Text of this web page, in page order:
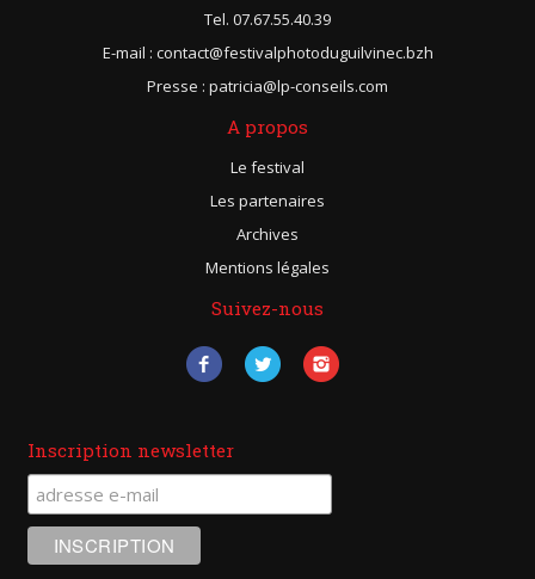
Tel. 07.67.55.40.39
E-mail : contact@festivalphotoduguilvinec.bzh
Presse : patricia@lp-conseils.com
A propos
Le festival
Les partenaires
Archives
Mentions légales
Suivez-nous
Inscription newsletter